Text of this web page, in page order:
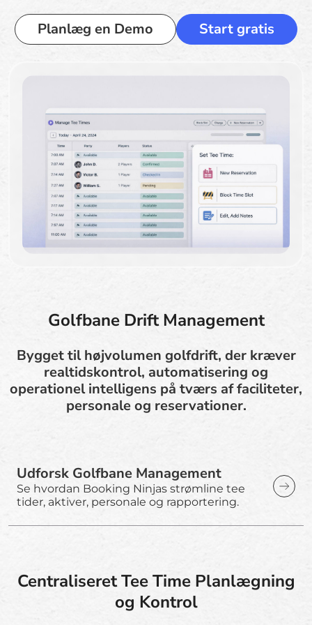
Planlæg en Demo Start gratis
Golfbane Drift Management
Bygget til højvolumen golfdrift, der kræver
realtidskontrol, automatisering og
operationel intelligens på tværs af faciliteter,
personale og reservationer.
Udforsk Golfbane Management
Se hvordan Booking Ninjas strømline tee
tider, aktiver, personale og rapportering.
Centraliseret Tee Time Planlægning
og Kontrol